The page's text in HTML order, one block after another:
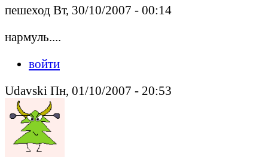
пешеход Вт, 30/10/2007 - 00:14
нармуль....
войти
Udavski Пн, 01/10/2007 - 20:53